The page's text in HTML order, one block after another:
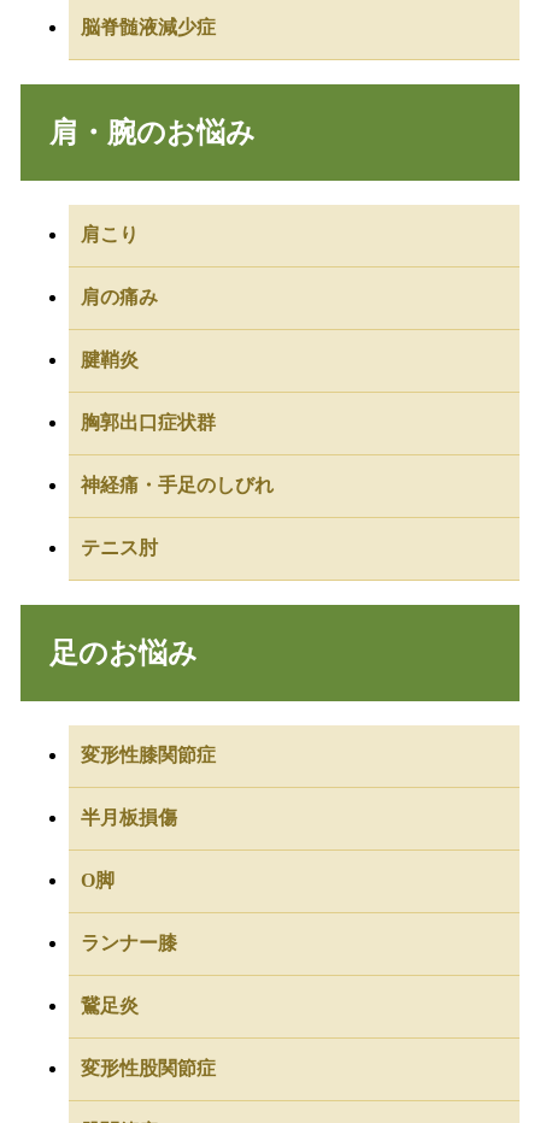
脳脊髄液減少症
肩・腕のお悩み
肩こり
肩の痛み
腱鞘炎
胸郭出口症状群
神経痛・手足のしびれ
テニス肘
足のお悩み
変形性膝関節症
半月板損傷
O脚
ランナー膝
鵞足炎
変形性股関節症